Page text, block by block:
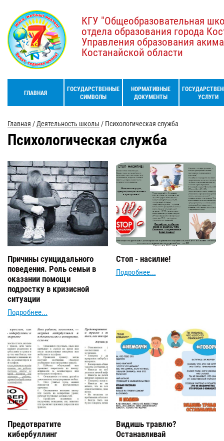
КГУ "Общеобразовательная
отдела образования города
Управления образования
Костанайской области
ГЛАВНАЯ
ГОСУДАРСТВЕННЫЕ
СИМВОЛЫ
НОРМАТИВНЫЕ
ДОКУМЕНТЫ
УСЛУГИ
Главная / Деятельность школы / Психологическая служба
Психологическая служба
Причины суицидального
поведения. Роль семьи в
оказании помощи
подростку в кризисной
ситуации
Подробнее...
Стоп - насилие!
Подробнее...
Предотвратите
кибербуллинг
Видишь травлю?
Останавливай